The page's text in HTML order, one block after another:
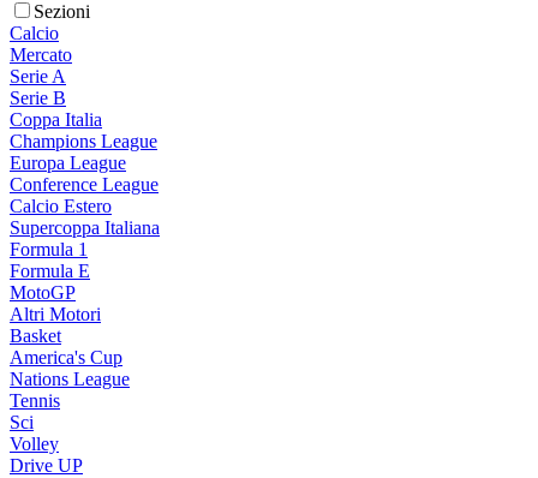
Sezioni
Calcio
Mercato
Serie A
Serie B
Coppa Italia
Champions League
Europa League
Conference League
Calcio Estero
Supercoppa Italiana
Formula 1
Formula E
MotoGP
Altri Motori
Basket
America's Cup
Nations League
Tennis
Sci
Volley
Drive UP